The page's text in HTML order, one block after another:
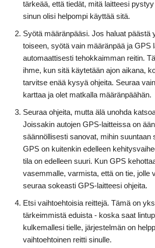
tärkeää, että tiedät, mitä laitteesi
sinun olisi helpompi käyttää sitä.
Syötä määränpääsi. Jos haluat päästä
toiseen, syötä vain määränpää ja GPS
automaattisesti tehokkaimman reitin.
ihme, kun sitä käytetään ajon aikana,
tarvitse enää kysyä ohjeita. Seuraa
karttaa ja olet matkalla määränpäähän.
Seuraa ohjeita, mutta älä unohda
Joissakin autojen GPS-laitteissa on
säännöllisesti sanovat, mihin suuntaan
GPS on kuitenkin edelleen
tila on edelleen suuri. Kun GPS
vasemmalle, varmista, että on tie, jolle
seuraa sokeasti GPS-laitteesi ohjeita.
Etsi vaihtoehtoisia reittejä. Tämä on
tärkeimmistä eduista - koska saat
kulkemallesi tielle, järjestelmän on
vaihtoehtoinen reitti sinulle.